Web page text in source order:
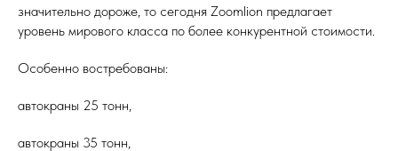
значительно дороже, то сегодня Zoomlion предлагает
уровень мирового класса по более конкурентной стоимости.
Особенно востребованы:
автокраны 25 тонн,
автокраны 35 тонн,